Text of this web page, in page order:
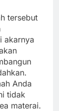
tersebut
akarnya
Anda
tidak
materai.